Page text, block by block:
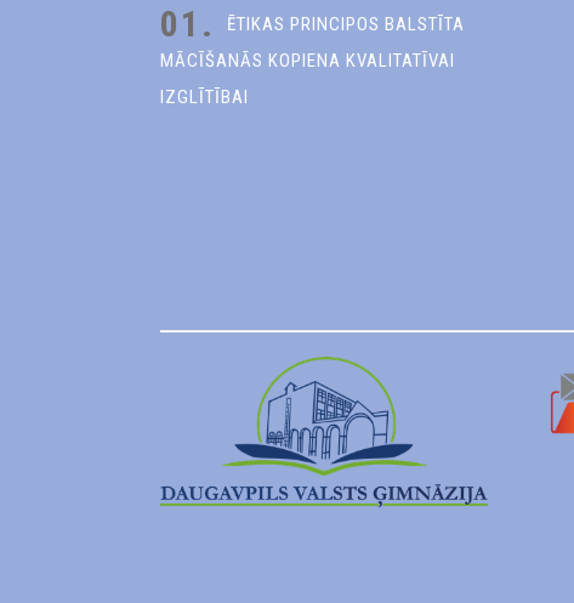
01.
ĒTIKAS PRINCIPOS BALSTĪTA
MĀCĪŠANĀS KOPIENA KVALITATĪVAI
IZGLĪTĪBAI